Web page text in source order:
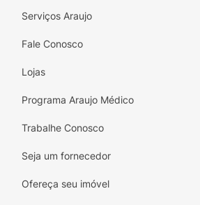
Serviços Araujo
Fale Conosco
Lojas
Programa Araujo Médico
Trabalhe Conosco
Seja um fornecedor
Ofereça seu imóvel